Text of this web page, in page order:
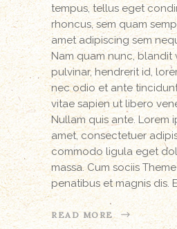
tempus, tellus eget
rhoncus, sem quam
amet adipiscing sem
Nam quam nunc, blandit
pulvinar, hendrerit id,
nec odio et ante
vitae sapien ut libero
Nullam quis ante. Lorem
amet, consectetuer
commodo ligula eget
massa. Cum sociis
penatibus et magnis dis.
READ MORE